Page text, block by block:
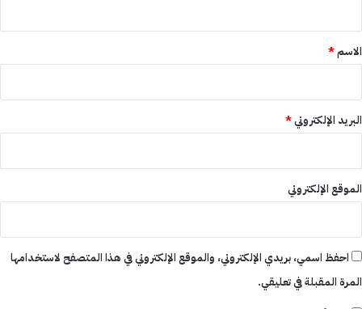
*
الاسم*
البريد الإلكتروني*
الموقع الإلكتروني
احفظ اسمي، بريدي الإلكتروني، والموقع الإلكتروني في هذا المتصفح لاستخدامها
المرة المقبلة في تعليقي.